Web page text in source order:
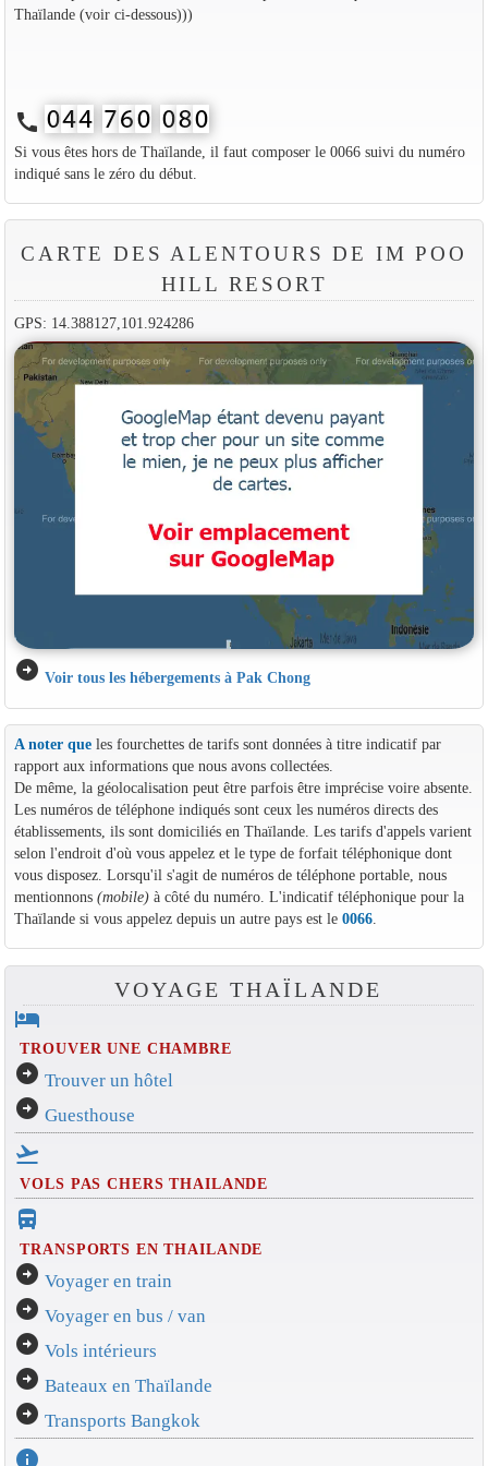
Thaïlande (voir ci-dessous)))
call
Si vous êtes hors de Thaïlande, il faut composer le 0066 suivi du numéro
indiqué sans le zéro du début.
CARTE DES ALENTOURS DE IM POO
HILL RESORT
GPS: 14.388127,101.924286
arrow_circle_right Voir tous les hébergements à Pak Chong
A noter queles fourchettes de tarifs sont données à titre indicatif par
rapport aux informations que nous avons collectées.
De même, la géolocalisation peut être parfois être imprécise voire absente.
Les numéros de téléphone indiqués sont ceux les numéros directs des
établissements, ils sont domiciliés en Thaïlande. Les tarifs d'appels varient
selon l'endroit d'où vous appelez et le type de forfait téléphonique dont
vous disposez. Lorsqu'il s'agit de numéros de téléphone portable, nous
mentionnons (mobile)à côté du numéro. L'indicatif téléphonique pour la
Thaïlande si vous appelez depuis un autre pays est le 0066.
VOYAGE THAÏLANDE
hotel
TROUVER UNE CHAMBRE
arrow_circle_right Trouver un hôtel
arrow_circle_right Guesthouse
flight_takeoff
VOLS PAS CHERS THAILANDE
directions_bus_filled
TRANSPORTS EN THAILANDE
arrow_circle_right Voyager en train
arrow_circle_right Voyager en bus / van
arrow_circle_right Vols intérieurs
arrow_circle_right Bateaux en Thaïlande
arrow_circle_right Transports Bangkok
info